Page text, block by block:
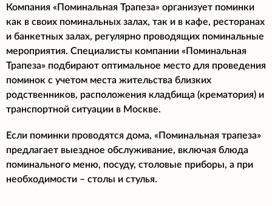
Компания «Поминальная Трапеза» организует поминки
как в своих поминальных залах, так и в кафе, ресторанах
и банкетных залах, регулярно проводящих поминальные
мероприятия. Специалисты компании «Поминальная
Трапеза» подбирают оптимальное место для проведения
поминок с учетом места жительства близких
родственников, расположения кладбища (крематория) и
транспортной ситуации в Москве.
Если поминки проводятся дома, «Поминальная трапеза»
предлагает выездное обслуживание, включая блюда
поминального меню, посуду, столовые приборы, а при
необходимости – столы и стулья.